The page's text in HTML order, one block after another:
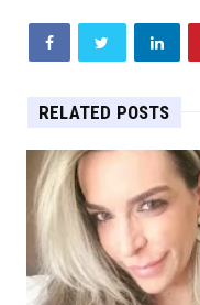
RELATED POSTS